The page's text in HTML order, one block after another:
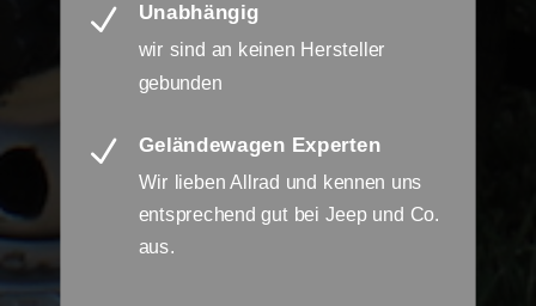
N Unabhängig
wir sind an keinen Hersteller
gebunden
N Geländewagen Experten
Wir lieben Allrad und kennen uns
entsprechend gut bei Jeep und Co.
aus.